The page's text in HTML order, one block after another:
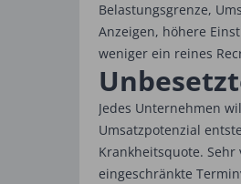
Belastungsgrenze,
Anzeigen, höhere
weniger ein reines
Jedes Unternehmen
Umsatzpotenzial
Krankheitsquote.
eingeschränkte